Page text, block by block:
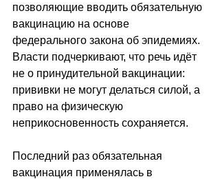
позволяющие вводить обязательную
вакцинацию на основе
федерального закона об эпидемиях.
Власти подчеркивают, что речь идёт
не о принудительной вакцинации:
прививки не могут делаться силой, а
право на физическую
неприкосновенность сохраняется.
Последний раз обязательная
вакцинация применялась в